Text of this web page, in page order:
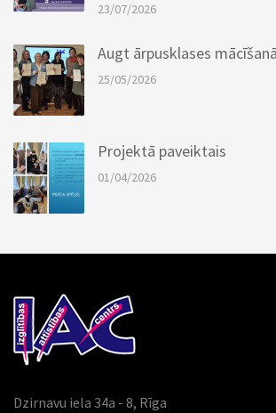
23/07/2026
Augt ārpusklases
25/05/2026
Projektā paveiktais
01/04/2026
Dzirnavu iela 34a - 8, Rīga